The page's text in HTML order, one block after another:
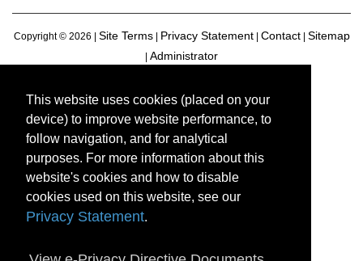
This website uses cookies (placed on your
device) to improve website performance, to
follow navigation, and for analytical
purposes. For more information about this
website's cookies and how to disable
cookies used on this website, see our
Privacy Statement.
Copyright © 2026 | Site Terms| Privacy Statement| Contact| Sitemap
| Administrator